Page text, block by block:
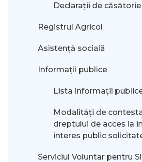
Declarații de căsătorie
Registrul Agricol
Asistență socială
Informații publice
Lista informații
Modalităţi de
dreptului de acces la
interes public
Serviciul Voluntar pentru